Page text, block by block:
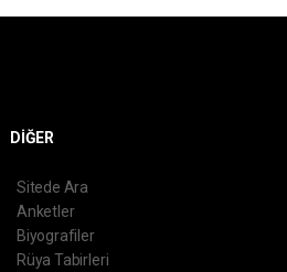
DİĞER
Sitede Ara
Anketler
Biyografiler
Rüya Tabirleri